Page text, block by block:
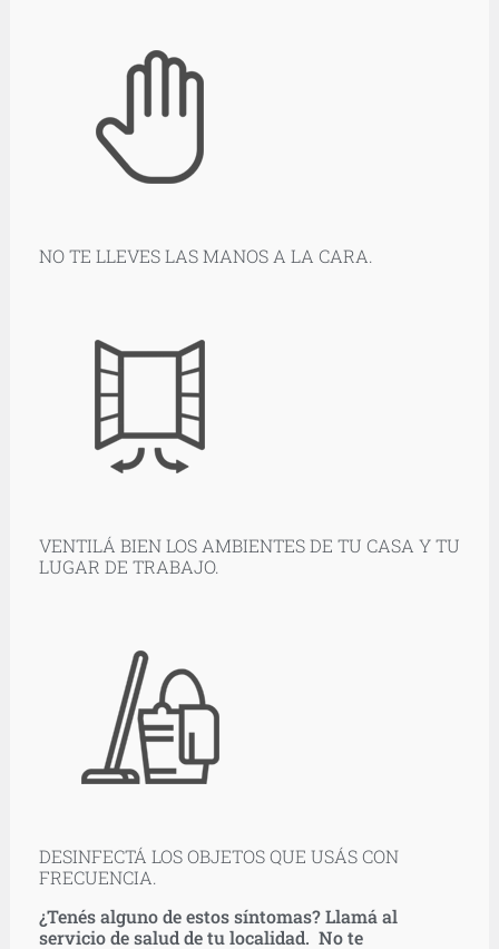
NO TE LLEVES LAS MANOS A LA CARA.
VENTILÁ BIEN LOS AMBIENTES DE TU CASA Y TU
LUGAR DE TRABAJO.
DESINFECTÁ LOS OBJETOS QUE USÁS CON
FRECUENCIA.
¿Tenés alguno de estos síntomas? Llamá al
servicio de salud de tu localidad. No te